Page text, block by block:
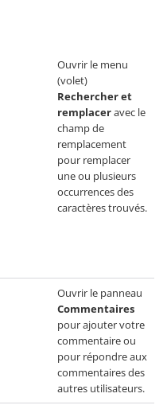
Ouvrir le menu
(volet)
Rechercher et
remplaceravec le
champ de
remplacement
pour remplacer
une ou plusieurs
occurrences des
caractères trouvés.
Ouvrir le panneau
Commentaires
pour ajouter votre
commentaire ou
pour répondre aux
commentaires des
autres utilisateurs.